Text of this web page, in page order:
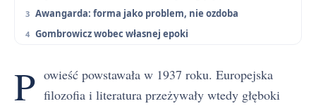
Awangarda: forma jako problem, nie ozdoba
Gombrowicz wobec własnej epoki
P owieść powstawała w 1937 roku. Europejska
filozofia i literatura przeżywały wtedy głęboki